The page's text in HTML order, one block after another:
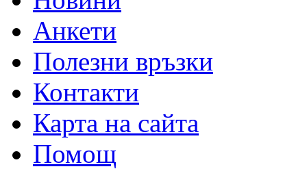
Анкети
Полезни връзки
Контакти
Карта на сайта
Помощ